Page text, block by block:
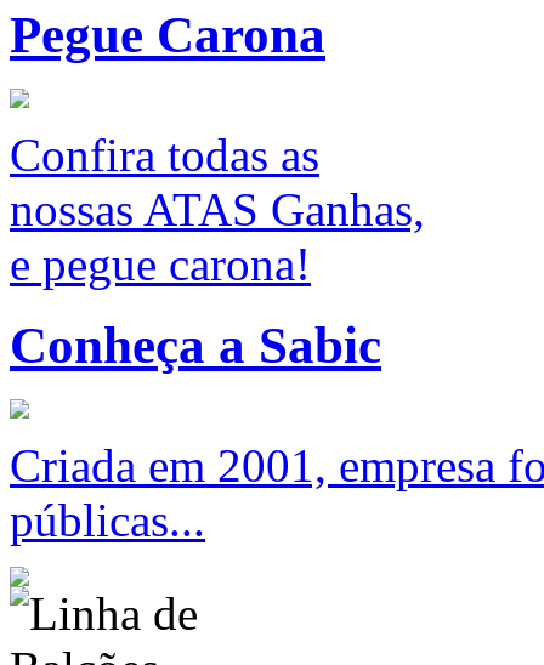
Pegue Carona
Confira todas as
nossas ATAS Ganhas,
e pegue carona!
Conheça a Sabic
Criada em 2001, empresa
públicas...